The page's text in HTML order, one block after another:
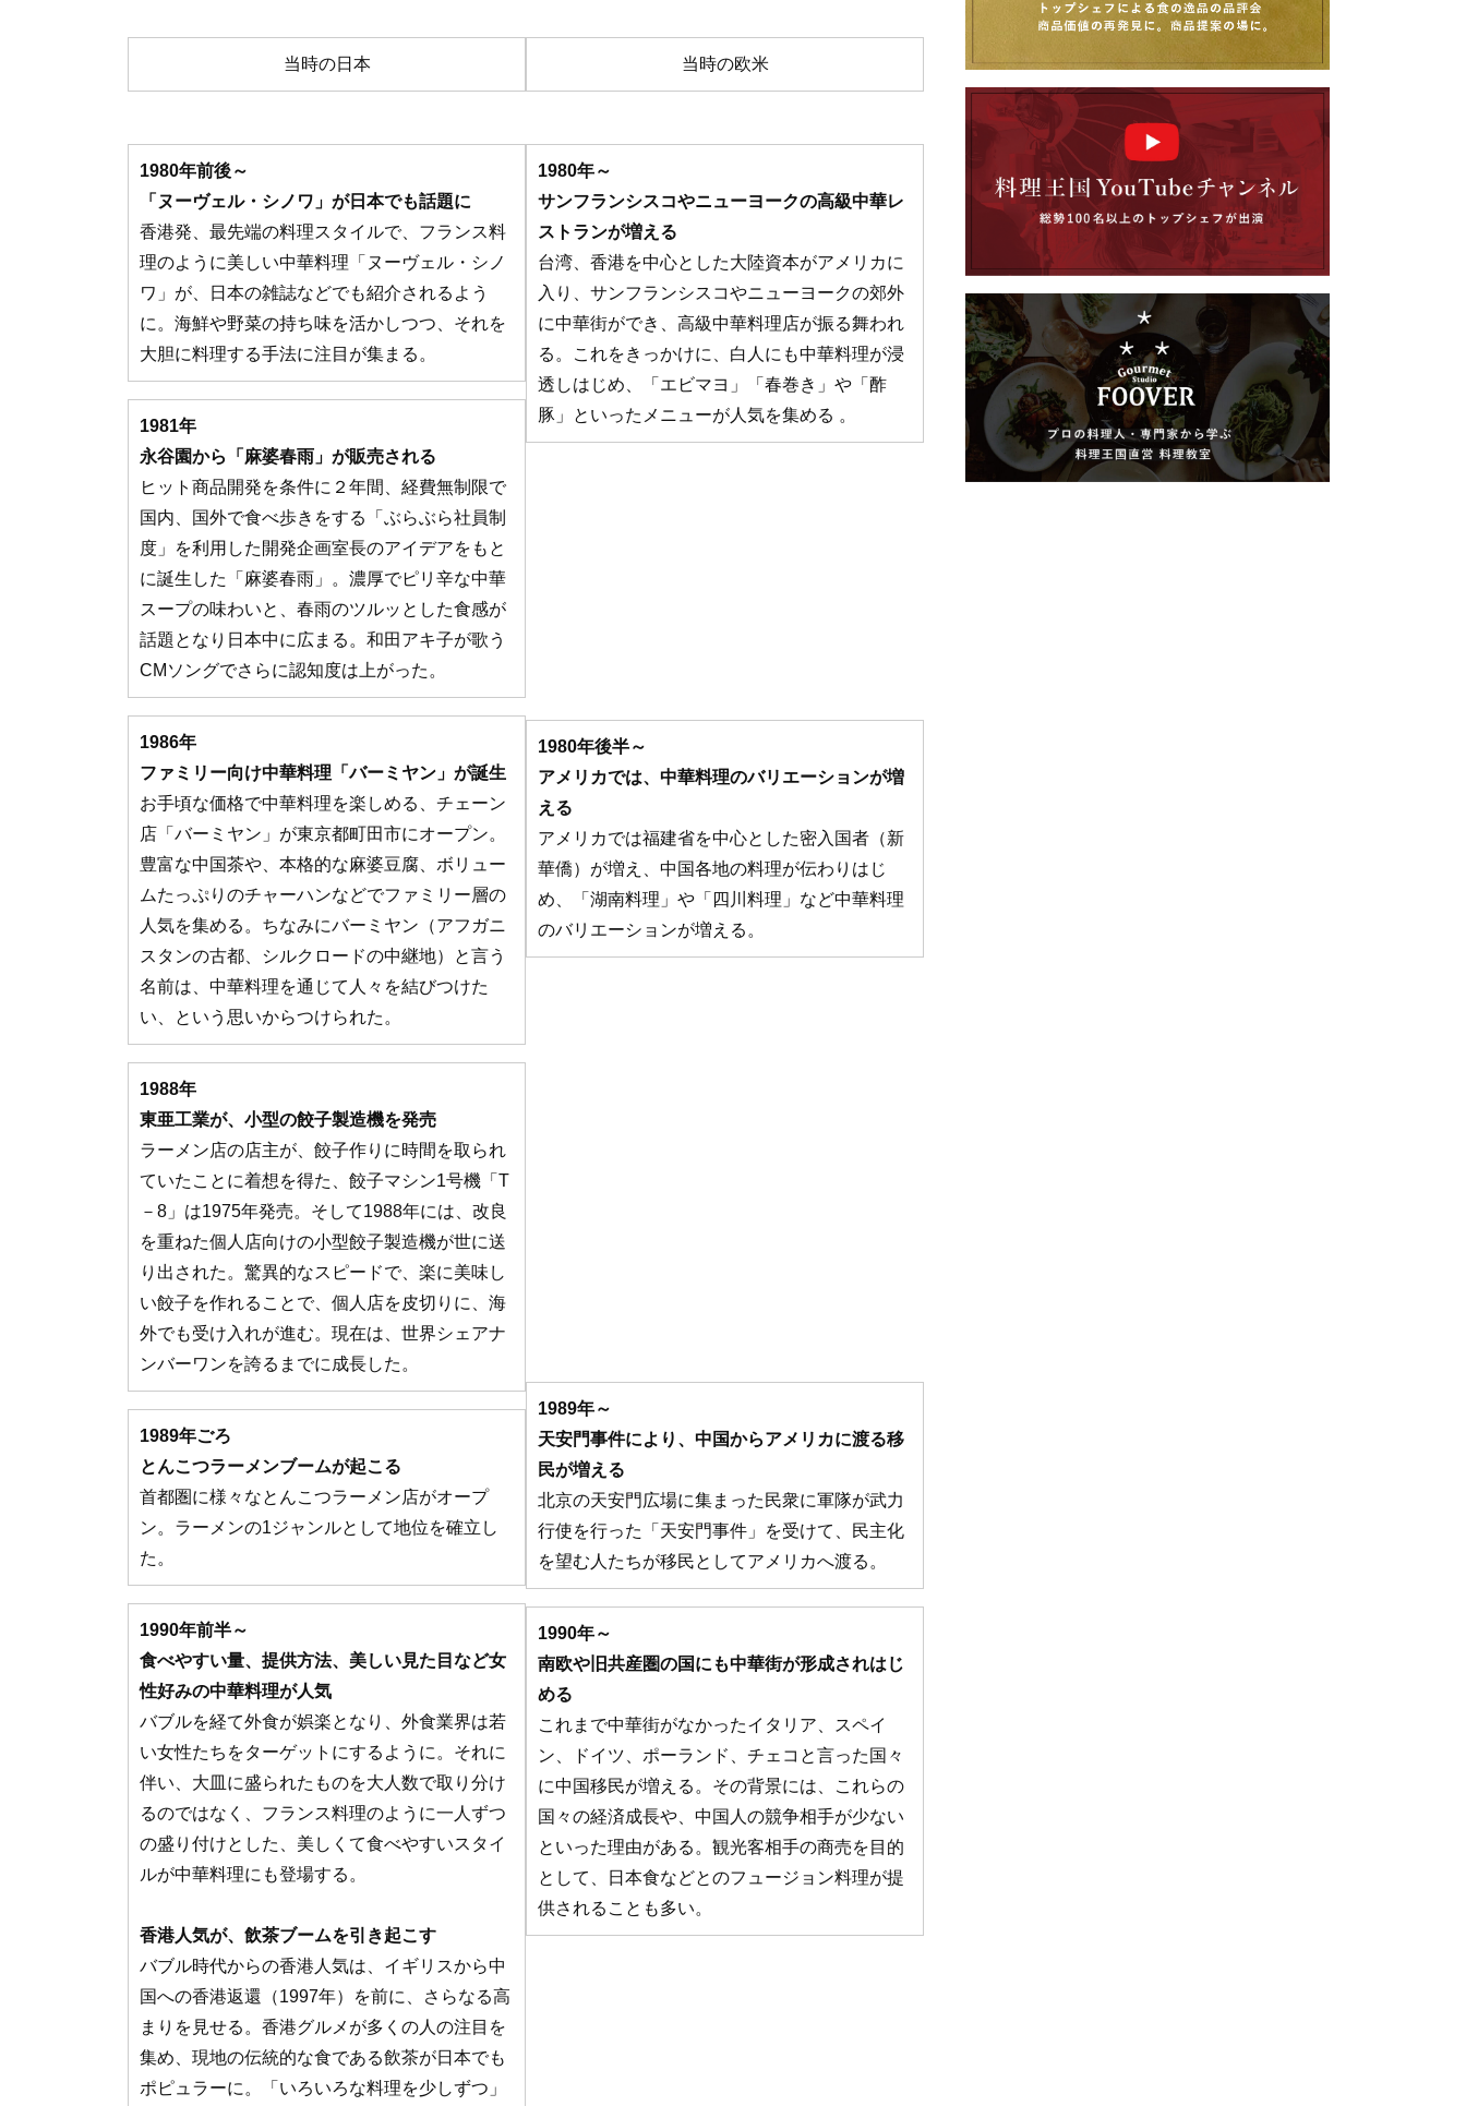
当時の日本 当時の欧米
1980年前後～
「ヌーヴェル・シノワ」が日本でも話題に
香港発、最先端の料理スタイルで、フランス料
理のように美しい中華料理「ヌーヴェル・シノ
ワ」が、日本の雑誌などでも紹介されるよう
に。海鮮や野菜の持ち味を活かしつつ、それを
大胆に料理する手法に注目が集まる。
1981年
永谷園から「麻婆春雨」が販売される
ヒット商品開発を条件に２年間、経費無制限で
国内、国外で食べ歩きをする「ぶらぶら社員制
度」を利用した開発企画室長のアイデアをもと
に誕生した「麻婆春雨」。濃厚でピリ辛な中華
スープの味わいと、春雨のツルッとした食感が
話題となり日本中に広まる。和田アキ子が歌う
CMソングでさらに認知度は上がった。
1986年
ファミリー向け中華料理「バーミヤン」が誕生
お手頃な価格で中華料理を楽しめる、チェーン
店「バーミヤン」が東京都町田市にオープン。
豊富な中国茶や、本格的な麻婆豆腐、ボリュー
ムたっぷりのチャーハンなどでファミリー層の
人気を集める。ちなみにバーミヤン（アフガニ
スタンの古都、シルクロードの中継地）と言う
名前は、中華料理を通じて人々を結びつけた
い、という思いからつけられた。
1988年
東亜工業が、小型の餃子製造機を発売
ラーメン店の店主が、餃子作りに時間を取られ
ていたことに着想を得た、餃子マシン1号機「T
－8」は1975年発売。そして1988年には、改良
を重ねた個人店向けの小型餃子製造機が世に送
り出された。驚異的なスピードで、楽に美味し
い餃子を作れることで、個人店を皮切りに、海
外でも受け入れが進む。現在は、世界シェアナ
ンバーワンを誇るまでに成長した。
1989年ごろ
とんこつラーメンブームが起こる
首都圏に様々なとんこつラーメン店がオープ
ン。ラーメンの1ジャンルとして地位を確立し
た。
1990年前半～
食べやすい量、提供方法、美しい見た目など女
性好みの中華料理が人気
バブルを経て外食が娯楽となり、外食業界は若
い女性たちをターゲットにするように。それに
伴い、大皿に盛られたものを大人数で取り分け
るのではなく、フランス料理のように一人ずつ
の盛り付けとした、美しくて食べやすいスタイ
ルが中華料理にも登場する。
香港人気が、飲茶ブームを引き起こす
バブル時代からの香港人気は、イギリスから中
国への香港返還（1997年）を前に、さらなる高
まりを見せる。香港グルメが多くの人の注目を
集め、現地の伝統的な食である飲茶が日本でも
ポピュラーに。「いろいろな料理を少しずつ」
1980年～
サンフランシスコやニューヨークの高級中華レ
ストランが増える
台湾、香港を中心とした大陸資本がアメリカに
入り、サンフランシスコやニューヨークの郊外
に中華街ができ、高級中華料理店が振る舞われ
る。これをきっかけに、白人にも中華料理が浸
透しはじめ、「エビマヨ」「春巻き」や「酢
豚」といったメニューが人気を集める 。
1980年後半～
アメリカでは、中華料理のバリエーションが増
える
アメリカでは福建省を中心とした密入国者（新
華僑）が増え、中国各地の料理が伝わりはじ
め、「湖南料理」や「四川料理」など中華料理
のバリエーションが増える。
1989年～
天安門事件により、中国からアメリカに渡る移
民が増える
北京の天安門広場に集まった民衆に軍隊が武力
行使を行った「天安門事件」を受けて、民主化
を望む人たちが移民としてアメリカへ渡る。
1990年～
南欧や旧共産圏の国にも中華街が形成されはじ
める
これまで中華街がなかったイタリア、スペイ
ン、ドイツ、ポーランド、チェコと言った国々
に中国移民が増える。その背景には、これらの
国々の経済成長や、中国人の競争相手が少ない
といった理由がある。観光客相手の商売を目的
として、日本食などとのフュージョン料理が提
供されることも多い。